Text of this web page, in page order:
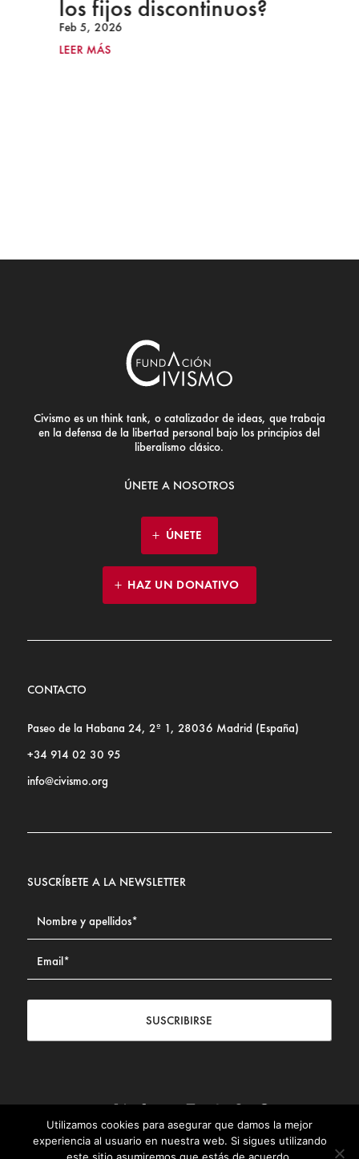
los fijos discontinuos?
Feb 5, 2026
LEER MÁS
Civismo es un think tank, o catalizador de ideas, que trabaja
en la defensa de la libertad personal bajo los principios del
liberalismo clásico.
ÚNETE A NOSOTROS
ÚNETE
HAZ UN DONATIVO
CONTACTO
Paseo de la Habana 24, 2º 1, 28036 Madrid (España)
+34 914 02 30 95
info@civismo.org
SUSCRÍBETE A LA NEWSLETTER
SUSCRIBIRSE
Contacto | Aviso legal | Política de privacidad | Política de
Cookies
Utilizamos cookies para asegurar que damos la mejor
experiencia al usuario en nuestra web. Si sigues utilizando